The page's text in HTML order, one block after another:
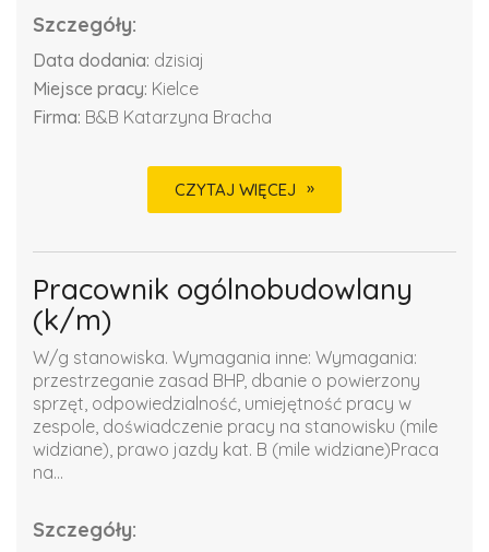
Szczegóły:
Data dodania: dzisiaj
Miejsce pracy: Kielce
Firma: B&B Katarzyna Bracha
CZYTAJ WIĘCEJ
Pracownik ogólnobudowlany
(k/m)
W/g stanowiska. Wymagania inne: Wymagania:
przestrzeganie zasad BHP, dbanie o powierzony
sprzęt, odpowiedzialność, umiejętność pracy w
zespole, doświadczenie pracy na stanowisku (mile
widziane), prawo jazdy kat. B (mile widziane)Praca
na...
Szczegóły: